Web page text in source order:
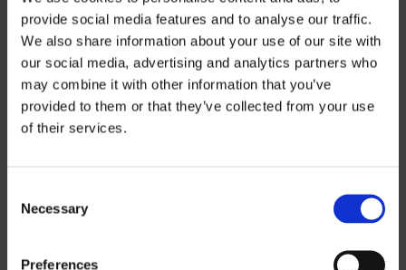
provide social media features and to analyse our traffic.
We also share information about your use of our site with
our social media, advertising and analytics partners who
may combine it with other information that you’ve
provided to them or that they’ve collected from your use
of their services.
Selection
Necessary
Preferences
INFORMATIONS SUR LE PRODUIT
INFORMATIONS TECHNIQUES
Informations sur
Si vous souhaitez télécharger nos listes
de prix, vous devez sélectionner la devise